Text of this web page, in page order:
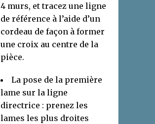
4 murs, et tracez une ligne
de référence à l’aide d’un
cordeau de façon à former
une croix au centre de la
pièce.
La pose de la première
lame sur la ligne
directrice : prenez les
lames les plus droites